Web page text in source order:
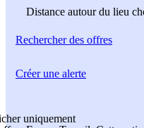
Distance autour du lieu
Rechercherdes offres
uniquement
Créer une alerte